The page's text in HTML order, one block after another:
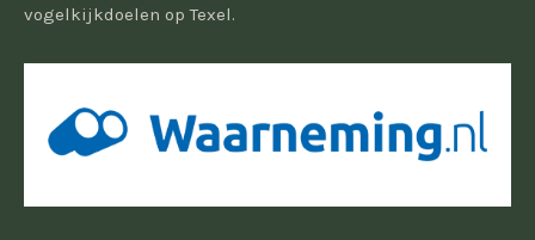
vogelkijkdoelen op Texel.